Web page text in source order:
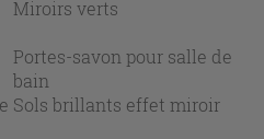
Miroirs verts
Portes-savon pour salle de
bain
Sols brillants effet miroir